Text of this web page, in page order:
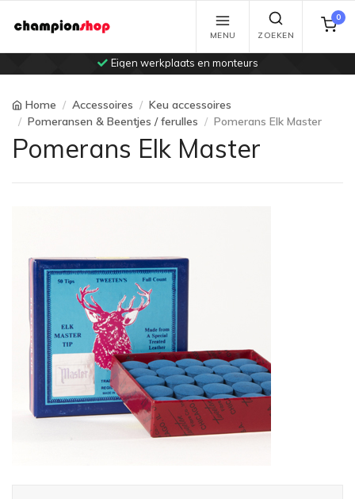
Eigen werkplaats en monteurs
MENU ZOEKEN
0
Home Accessoires
Keu accessoires
Pomeransen & Beentjes / ferulles
Pomerans Elk Master
Pomerans Elk Master